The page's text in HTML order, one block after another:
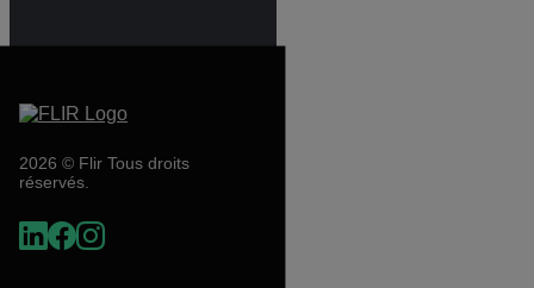
2026 © Flir Tous droits
réservés.